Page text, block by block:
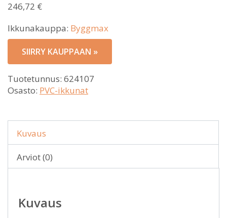
246,72 €
Ikkunakauppa: Byggmax
SIIRRY KAUPPAAN »
Tuotetunnus: 624107
Osasto: PVC-ikkunat
Kuvaus
Arviot (0)
Kuvaus